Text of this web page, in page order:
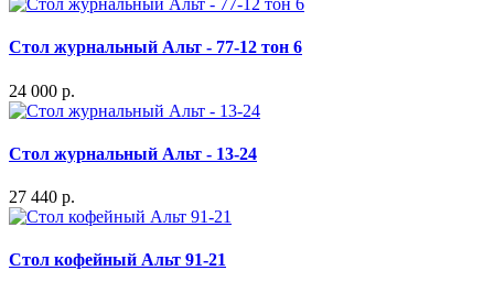
Стол журнальный Альт - 77-12 тон 6
24 000 р.
Стол журнальный Альт - 13-24
27 440 р.
Стол кофейный Альт 91-21